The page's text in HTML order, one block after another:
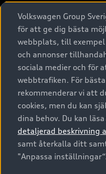
A6 modellerna
SUV
Avant
Audi Sport
Privatleasing
Nya bilar i lager
Begagnade bilar i lager
Audi approved :plus - så
Finansiering
Audi exclusive
Provkörning
Service & tillbehör
Audi digital services
Originaltillbehör - köp
Garantier
Försäkring
Digitala manualer för din
Audi Collection –
Vanliga frågor
Tjänstebil
Tjänstebil
Business lease online
Företagsleasing
Om Audi Sverige
Kontakta oss
Audi Återförsäljare/-
myAudi
Pressmeddelanden
© 2026 AUDI SVERIGE.
Utgivare Juridiskt
Juridiskt Audi Digital
Volkswagen Group
för att ge dig bästa
webbplats, till
och annonser
sociala medier och för
webbtrafiken. För
rekommenderar vi att
cookies, men du kan
dina behov. Du kan läsa
detaljerad beskrivning
samt återkalla ditt
"Anpassa